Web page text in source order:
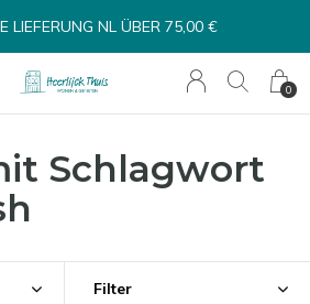
0
LIEFERUNG NL ÜBER 75,00 €
Schlagwort
Filter